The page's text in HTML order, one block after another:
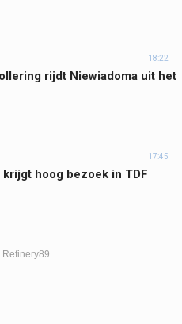
18:22
rijdt Niewiadoma uit het
17:45
krijgt hoog bezoek in TDF